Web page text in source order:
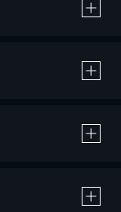
の購入 / レンタルです。